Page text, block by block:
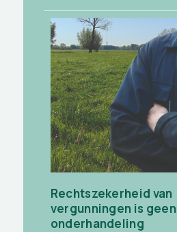
Rechtszekerheid van
vergunningen is geen
onderhandeling